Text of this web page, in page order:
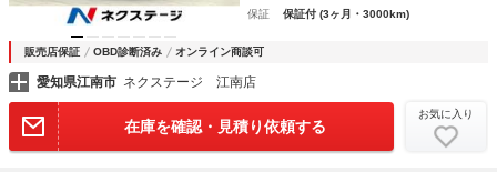
保証
保証付 (3ヶ月・3000km)
販売店保証 OBD診断済み オンライン商談可
愛知県江南市 ネクステージ 江南店
在庫を確認・見積り依頼する
お気に入り